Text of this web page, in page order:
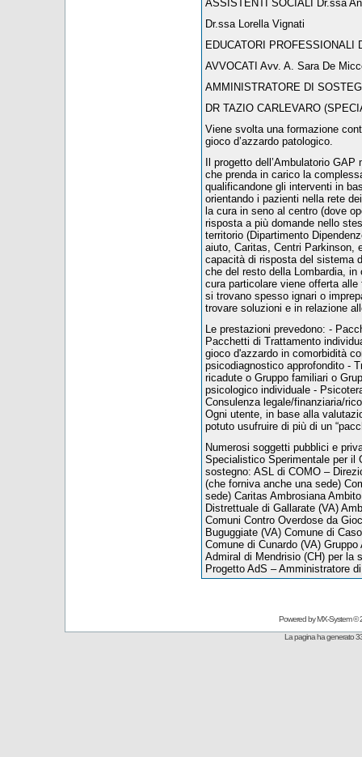
ASSISTENTI SOCIALI Dr.ssa
Dr.ssa Lorella Vignati
EDUCATORI PROFESSIONALI
AVVOCATI Avv. A. Sara De
AMMINISTRATORE DI
DR TAZIO CARLEVARO
Viene svolta una formazione
gioco d’azzardo patologico.
Il progetto dell’Ambulatorio
che prenda in carico la
qualificandone gli interventi in
orientando i pazienti nella rete
la cura in seno al centro (dove
risposta a più domande nello
territorio (Dipartimento
aiuto, Caritas, Centri Parkinson,
capacità di risposta del sistema
che del resto della Lombardia,
cura particolare viene offerta
si trovano spesso ignari o
trovare soluzioni e in relazione
Le prestazioni prevedono: -
Pacchetti di Trattamento
gioco d'azzardo in comorbidità
psicodiagnostico approfondito -
ricadute o Gruppo familiari o
psicologico individuale -
Consulenza legale/finanziaria/
Ogni utente, in base alla
potuto usufruire di più di un
Numerosi soggetti pubblici e
Specialistico Sperimentale per il
sostegno: ASL di COMO –
(che forniva anche una sede)
sede) Caritas Ambrosiana
Distrettuale di Gallarate (VA)
Comuni Contro Overdose da
Buguggiate (VA) Comune di
Comune di Cunardo (VA)
Admiral di Mendrisio (CH) per la
Progetto AdS – Amministratore
Powered byMX-System©
La pagina ha generato